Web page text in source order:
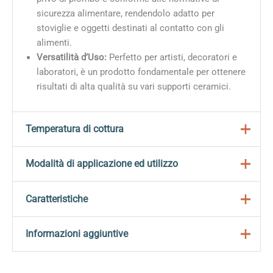
sicurezza alimentare, rendendolo adatto per
stoviglie e oggetti destinati al contatto con gli
alimenti.
Versatilità d’Uso: Perfetto per artisti, decoratori e
laboratori, è un prodotto fondamentale per ottenere
risultati di alta qualità su vari supporti ceramici.
Temperatura di cottura
Per ottenere risultati ottimali è fondamentale seguire
tra
955° e 1250° C (1751° – 2282° Fahrenheit)
Questa gamma di temperatura permette una corretta
fusione dello smalto, garantendo una finitura brillante e
Modalità di applicazione ed utilizzo
Adatti per tutti i tipi di decorazione con i seguenti
Pennello
Drops
Caratteristiche
Subitopronti per l’uso, senza preparazioni
Informazioni aggiuntive